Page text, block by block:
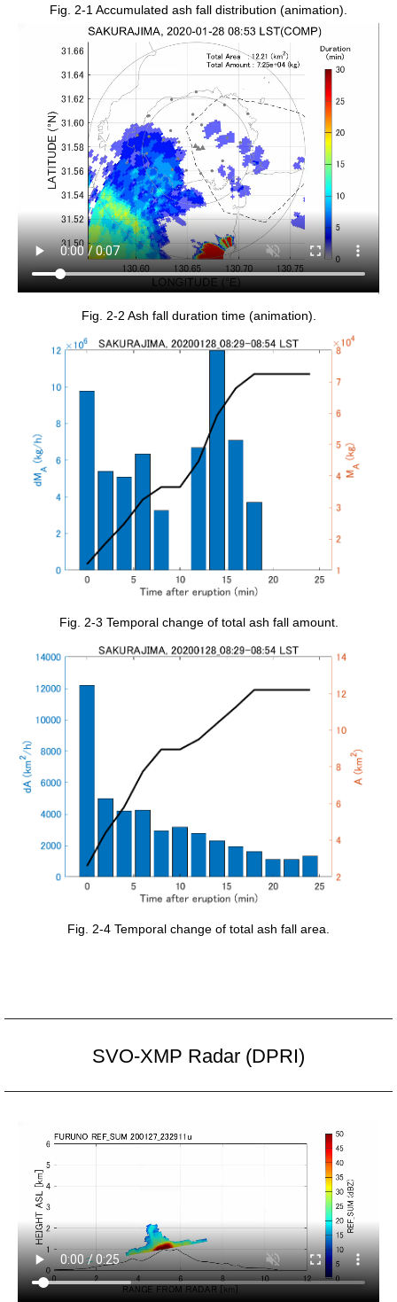
Fig. 2-1 Accumulated ash fall distribution (animation).
Fig. 2-2 Ash fall duration time (animation).
Fig. 2-3 Temporal change of total ash fall amount.
Fig. 2-4 Temporal change of total ash fall area.
SVO-XMP Radar (DPRI)